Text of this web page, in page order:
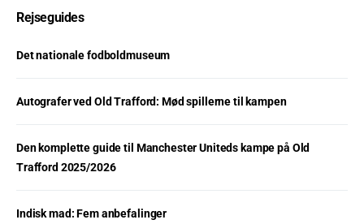
Rejseguides
Det nationale fodboldmuseum
Autografer ved Old Trafford: Mød spillerne til kampen
Den komplette guide til Manchester Uniteds kampe på Old
Trafford 2025/2026
Indisk mad: Fem anbefalinger